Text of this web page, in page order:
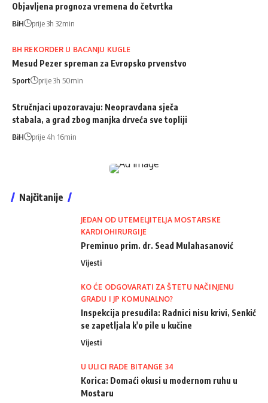
Objavljena prognoza vremena do četvrtka
BiH prije 3h 32min
BH REKORDER U BACANJU KUGLE
Mesud Pezer spreman za Evropsko prvenstvo
Sport prije 3h 50min
Stručnjaci upozoravaju: Neopravdana sječa
stabala, a grad zbog manjka drveća sve topliji
BiH prije 4h 16min
Najčitanije
JEDAN OD UTEMELJITELJA MOSTARSKE
KARDIOHIRURGIJE
Preminuo prim. dr. Sead Mulahasanović
Vijesti
KO ĆE ODGOVARATI ZA ŠTETU NAČINJENU
GRADU I JP KOMUNALNO?
Inspekcija presudila: Radnici nisu krivi, Senkić
se zapetljala k'o pile u kučine
Vijesti
U ULICI RADE BITANGE 34
Korica: Domaći okusi u modernom ruhu u
Mostaru